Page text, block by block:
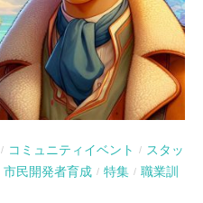
/ コミュニティイベント / スタッ
市民開発者育成 / 特集 / 職業訓